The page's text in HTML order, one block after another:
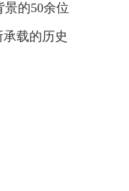
的50余位
载的历史